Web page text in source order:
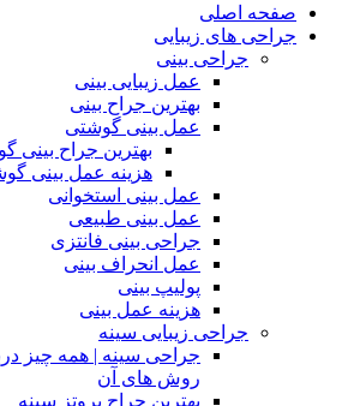
صفحه اصلی
جراحی های زیبایی
جراحی بینی
عمل زیبایی بینی
بهترین جراح بینی
عمل بینی گوشتی
بهترین جراح بینی
هزینه عمل بینی
عمل بینی استخوانی
عمل بینی طبیعی
جراحی بینی فانتزی
عمل انحراف بینی
پولیپ بینی
هزینه عمل بینی
جراحی زیبایی سینه
جراحی سینه | همه چیز
روش های آن
بهترین جراح پروتز سینه